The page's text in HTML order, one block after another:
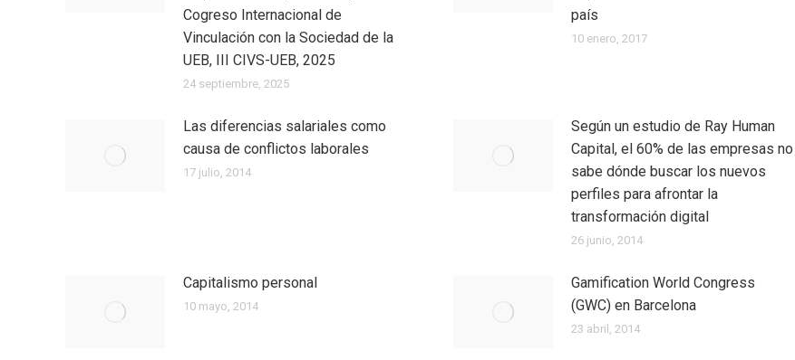
Cogreso Internacional de
Vinculación con la Sociedad de la
UEB, III CIVS-UEB, 2025
24 septiembre, 2025
país
10 enero, 2017
Las diferencias salariales como
causa de conflictos laborales
17 julio, 2014
Según un estudio de Ray Human
Capital, el 60% de las empresas no
sabe dónde buscar los nuevos
perfiles para afrontar la
transformación digital
26 junio, 2014
Capitalismo personal
10 mayo, 2014
Gamification World Congress
(GWC) en Barcelona
23 abril, 2014